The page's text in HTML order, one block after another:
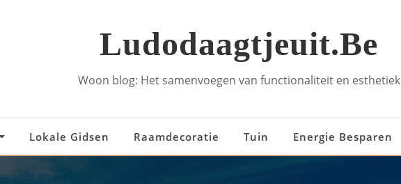
Ludodaagtjeuit.be
Woon blog: Het samenvoegen van functionaliteit en esthetiek
Lokale Gidsen Raamdecoratie Tuin Energie Besparen